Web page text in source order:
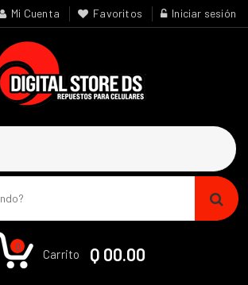
Mi Cuenta Favoritos Iniciar sesión
0
Carrito Q 00.00